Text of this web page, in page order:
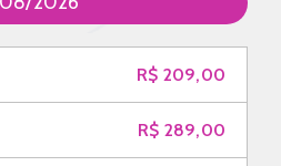
R$ 209,00
R$ 289,00